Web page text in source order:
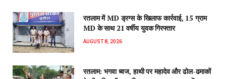
रतलाम में MD ड्रग्स के खिलाफ कार्रवाई, 15 ग्राम
MD के साथ 21 वर्षीय युवक गिरफ्तार
AUGUST 8, 2026
रतलाम: भगवा ध्वज, हाथी पर महादेव और ढोल-ढमाकों